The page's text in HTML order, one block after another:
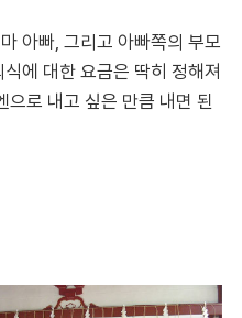
아빠, 그리고 아빠쪽의 부모
에 대한 요금은 딱히 정해져
으로 내고 싶은 만큼 내면 된